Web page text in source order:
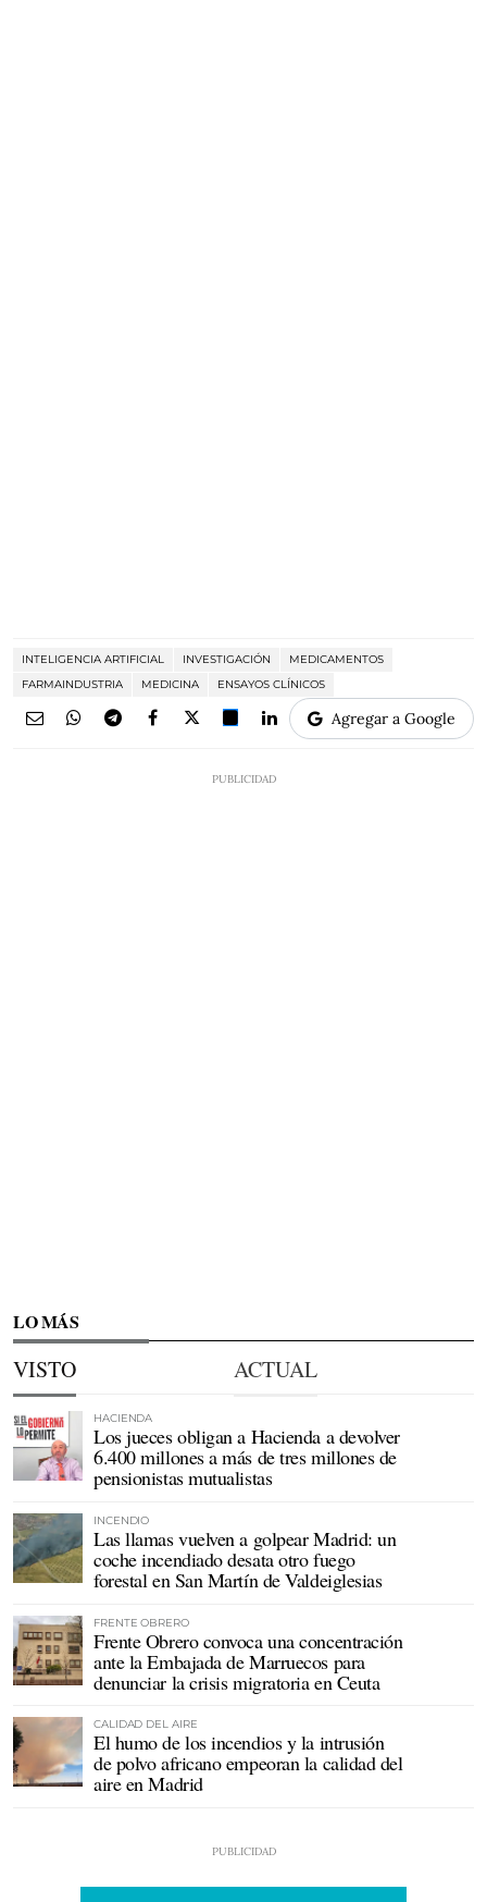
INTELIGENCIA ARTIFICIAL INVESTIGACIÓN
MEDICAMENTOS
FARMAINDUSTRIA
MEDICINA ENSAYOS CLÍNICOS
Agregar a Google
LO MÁS
VISTO ACTUAL
HACIENDA
Los jueces obligan a Hacienda a devolver
6.400 millones a más de tres millones de
pensionistas mutualistas
INCENDIO
Las llamas vuelven a golpear Madrid: un
coche incendiado desata otro fuego
forestal en San Martín de Valdeiglesias
FRENTE OBRERO
Frente Obrero convoca una concentración
ante la Embajada de Marruecos para
denunciar la crisis migratoria en Ceuta
CALIDAD DEL AIRE
El humo de los incendios y la intrusión
de polvo africano empeoran la calidad del
aire en Madrid